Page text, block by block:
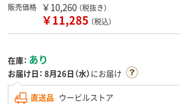
販売価格 ￥10,260 （税抜き）
￥11,285 （税込）
在庫： あり
お届け日： 8月26日（水）にお届け
直送品 ウービルストア